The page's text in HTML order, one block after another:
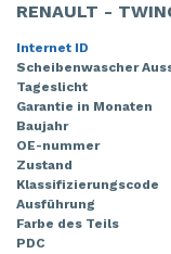
RENAULT -
Internet ID
Scheibenwascher
Tageslicht
Garantie in Monaten
Baujahr
OE-nummer
Zustand
Klassifizierungscode
Ausführung
Farbe des Teils
PDC